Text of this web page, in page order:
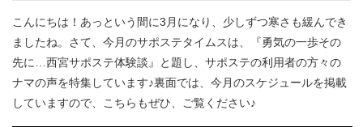
こんにちは！あっという間に3月になり、少しずつ寒さも緩んでき
ましたね。さて、今月のサポステタイムスは、『勇気の一歩その
先に…西宮サポステ体験談』と題し、サポステの利用者の方々の
ナマの声を特集しています♪裏面では、今月のスケジュールを掲載
していますので、こちらもぜひ、ご覧ください♪